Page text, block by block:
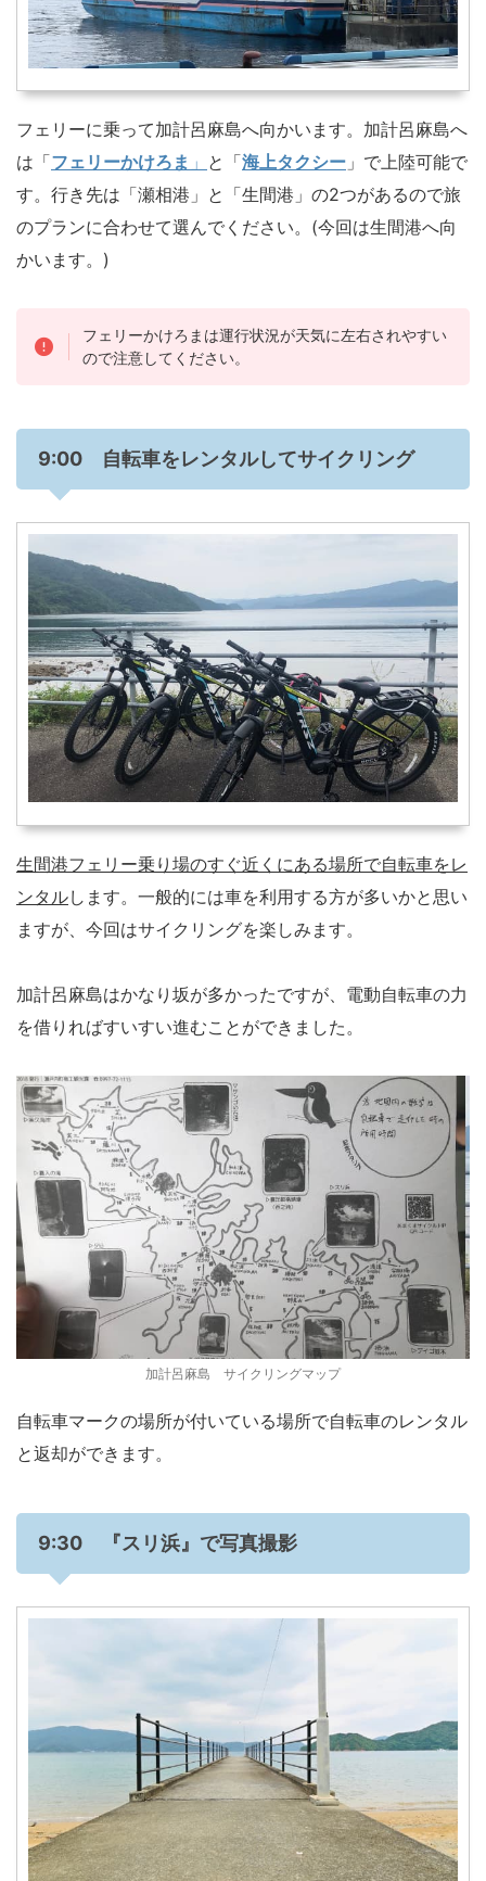
フェリーに乗って加計呂麻島へ向かいます。加計呂麻島へ
は「フェリーかけろま 」 と「海上タクシー 」で上陸可能で
す。行き先は「瀬相港」と「生間港」の2つがあるので旅
のプランに合わせて選んでください。(今回は生間港へ向
かいます。)
フェリーかけろまは運行状況が天気に左右されやすい
ので注意してください。
9:00 自転車をレンタルしてサイクリング
生間港フェリー乗り場のすぐ近くにある場所で自転車をレ
ンタルします。一般的には車を利用する方が多いかと思い
ますが、今回はサイクリングを楽しみます。
加計呂麻島はかなり坂が多かったですが、電動自転車の力
を借りればすいすい進むことができました。
加計呂麻島 サイクリングマップ
自転車マークの場所が付いている場所で自転車のレンタル
と返却ができます。
9:30 『スリ浜』で写真撮影